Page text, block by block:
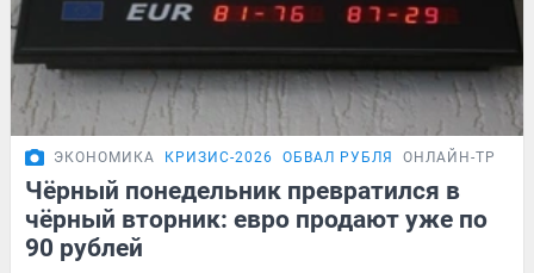
ЭКОНОМИКА КРИЗИС-2026 ОБВАЛ РУБЛЯ ОНЛАЙН-
Чёрный понедельник превратился в
чёрный вторник: евро продают уже по
90 рублей